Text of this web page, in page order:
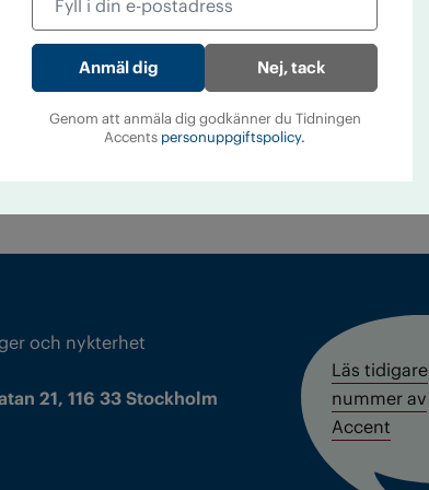
”Jag har
broar”
år fick IOGT-NTO-medlemmen Morgan
har bipolär sjukdom. Nu tar han
känna sitt nya jag.
och nykterhet
21, 116 33 Stockholm
Läs tidigare
nummer av
Accent
Nej, tack
Genom att anmäla dig godkänner du Tidningen
Accents personuppgiftspolicy.